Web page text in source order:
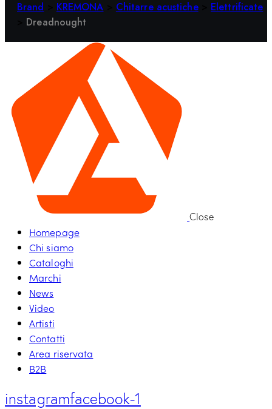
Brand KREMONA Chitarre acustiche
Elettrificate
Dreadnought
Close
Homepage
Chi siamo
Cataloghi
Marchi
News
Video
Artisti
Contatti
Area riservata
B2B
instagramfacebook-1